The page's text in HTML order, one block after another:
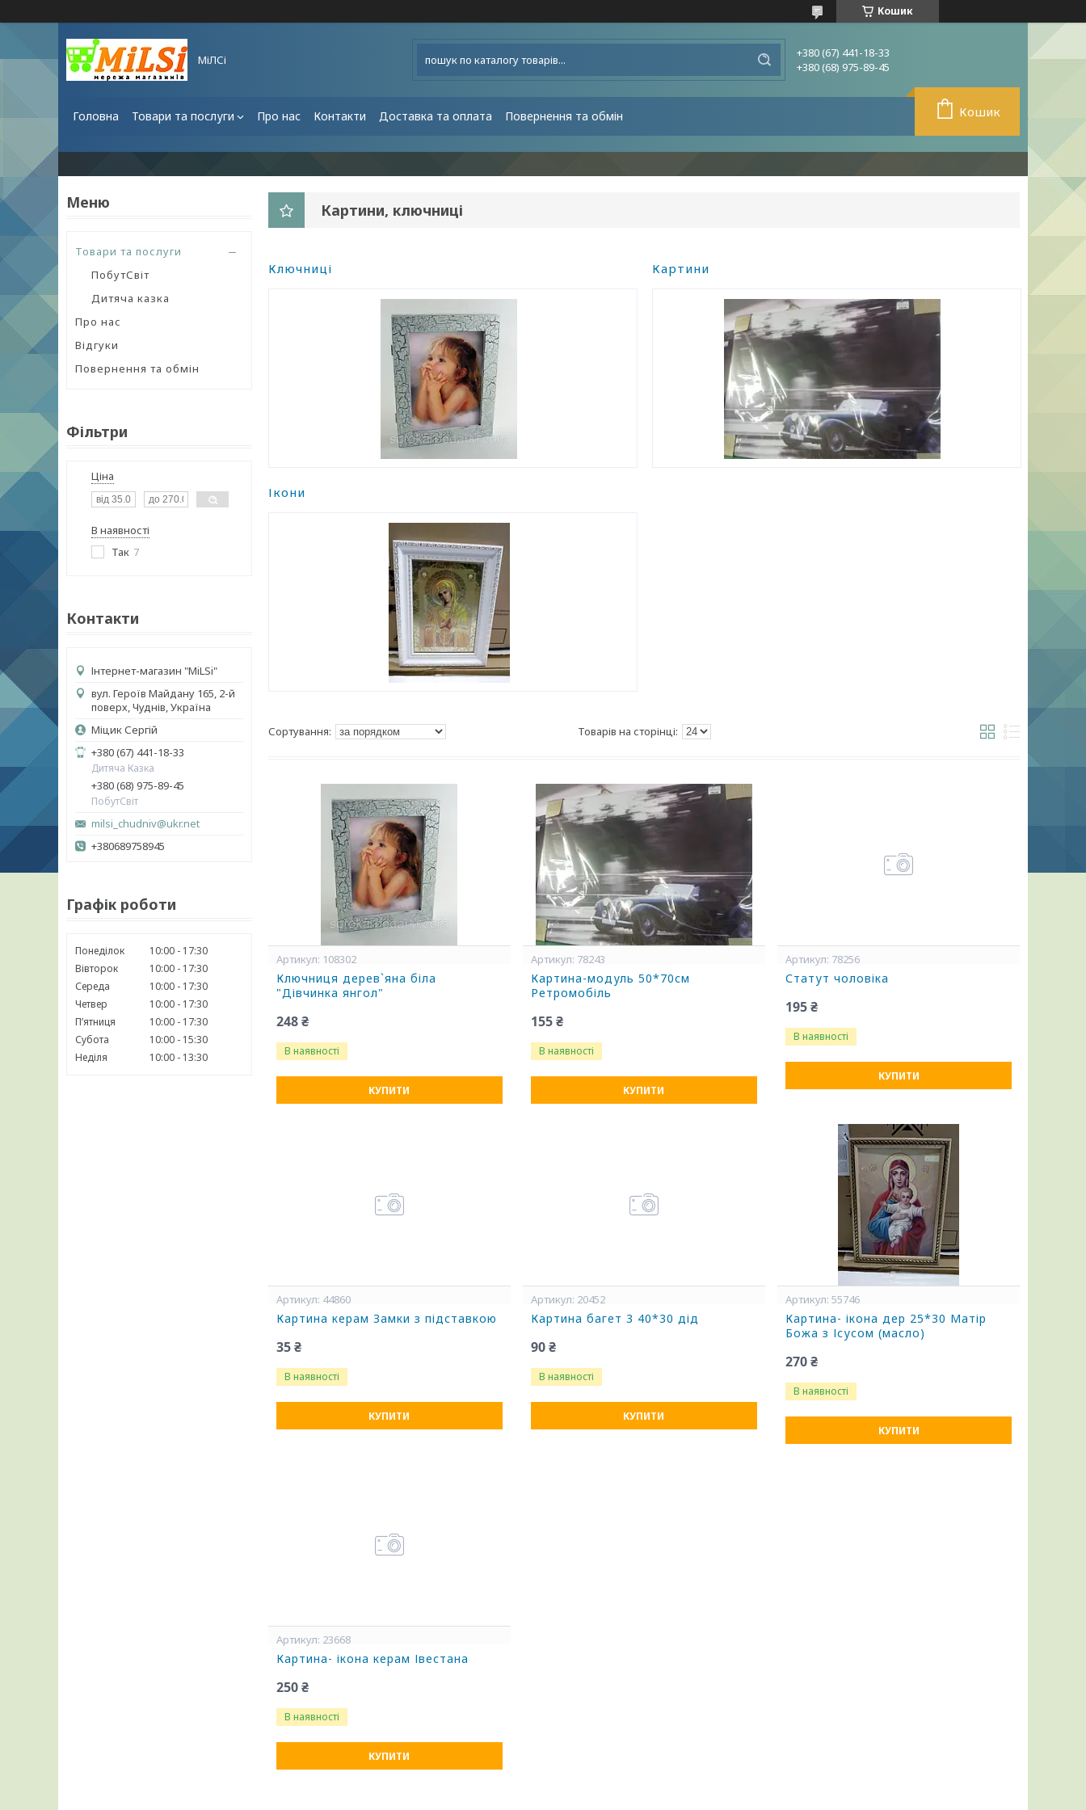
Кошик
МіЛСі
+380 (67) 441-18-33
+380 (68) 975-89-45
Головна Товари та послуги Про нас Контакти Доставка та оплата Повернення та обмін Кошик
Товари та послуги
ПобутСвіт
Дитяча казка
Про нас
Відгуки
Повернення та обмін
Фільтри
Ціна
В наявності
Так 7
Контакти
Інтернет-магазин "MiLSi"
вул. Героїв Майдану 165, 2-й
поверх, Чуднів, Україна
Міцик Сергій
+380 (67) 441-18-33
Дитяча Казка
+380 (68) 975-89-45
ПобутСвіт
milsi_chudniv@ukr.net
+380689758945
Графік роботи
Понеділок 10:00
17:30
Вівторок
10:00
17:30
Середа
10:00
17:30
Четвер
10:00
17:30
Пʼятниця
10:00
17:30
Субота
10:00
15:30
Неділя
10:00 13:30
Картини, ключниці
Ключниці Картини
Ікони
108302
Ключниця дерев`яна біла
"Дівчинка янгол"
248 ₴
В наявності
КУПИТИ
78243
Картина-модуль 50*70см
Ретромобіль
155 ₴
В наявності
КУПИТИ
78256
Статут чоловіка
195 ₴
В наявності
КУПИТИ
44860
Картина керам Замки з підставкою
35 ₴
В наявності
КУПИТИ
20452
Картина багет 3 40*30 дід
90 ₴
В наявності
КУПИТИ
55746
Картина- ікона дер 25*30 Матір
Божа з Ісусом (масло)
270 ₴
В наявності
КУПИТИ
23668
Картина- ікона керам Івестана
250 ₴
В наявності
КУПИТИ